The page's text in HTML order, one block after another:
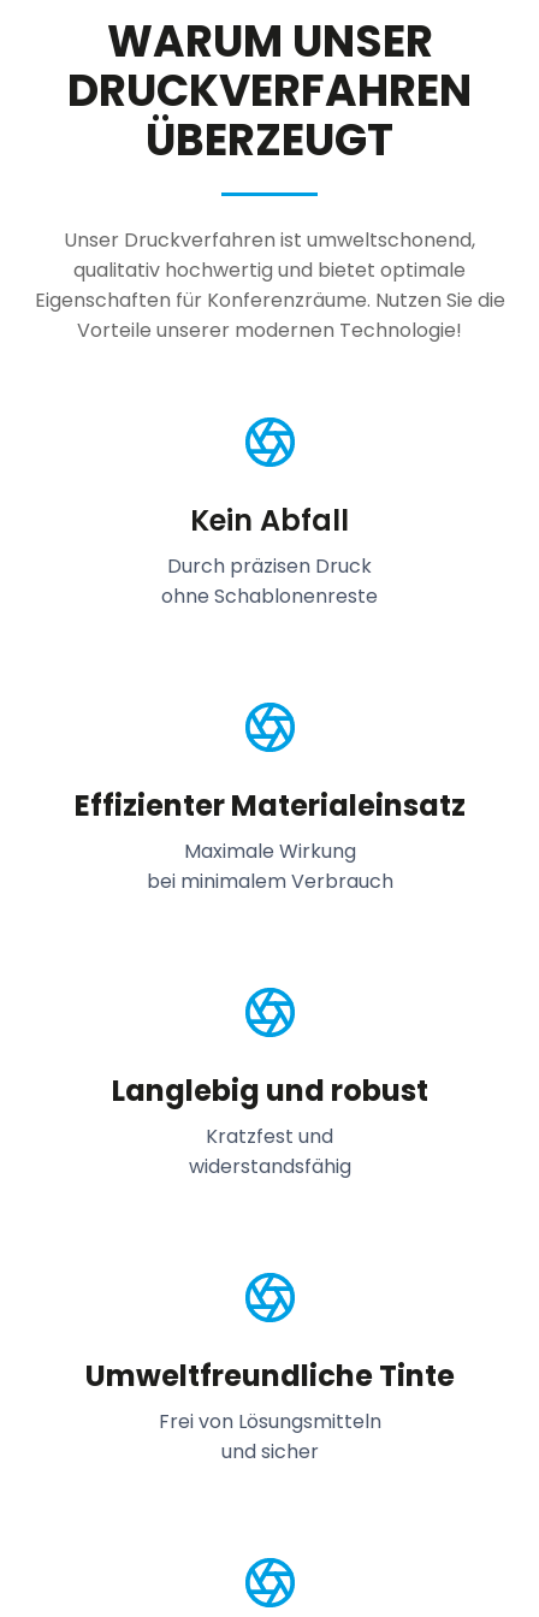
WARUM UNSER
DRUCKVERFAHREN
ÜBERZEUGT
Unser Druckverfahren ist umweltschonend,
qualitativ hochwertig und bietet optimale
Eigenschaften für Konferenzräume. Nutzen Sie die
Vorteile unserer modernen Technologie!
Kein Abfall
Durch präzisen Druck
ohne Schablonenreste
Effizienter Materialeinsatz
Maximale Wirkung
bei minimalem Verbrauch
Langlebig und robust
Kratzfest und
widerstandsfähig
Umweltfreundliche Tinte
Frei von Lösungsmitteln
und sicher